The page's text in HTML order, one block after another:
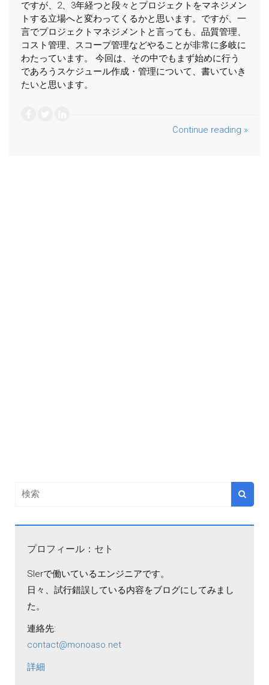
ですが、2、3年経つと段々とプロジェクトをマネジメン
トする立場へと変わってくるかと思います。ですが、一
言でプロジェクトマネジメントと言っても、品質管理、
コスト管理、スコープ管理などやることが非常に多岐に
わたっています。 今回は、その中でもまず始めに行う
であろうスケジュール作成・管理について、書いていき
たいと思います。
Continue reading »
プロフィール：セト
SIerで働いているエンジニアです。
日々、試行錯誤している内容をブログにしてみまし
た。
連絡先:
contact@monoaso.net
詳細